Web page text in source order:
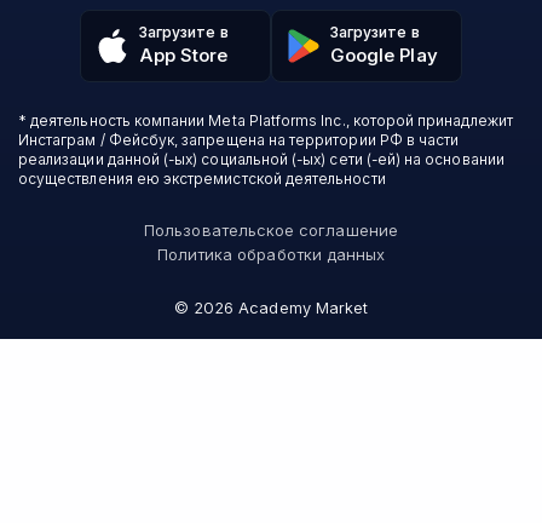
Загрузите в
App Store
Загрузите в
Google Play
* деятельность компании Meta Platforms Inc., которой принадлежит
Инстаграм / Фейсбук, запрещена на территории РФ в части
реализации данной (-ых) социальной (-ых) сети (-ей) на основании
осуществления ею экстремистской деятельности
Пользовательское соглашение
Политика обработки данных
© 2026 Academy Market
ProductStar
Бруноям
EDPRO
Level One
Академия Эдюсон
Другие профессии
Красота и здоровье
Для детей и подростков
Психология
Избранные курсы
Акции и скидки
О проекте
Контакты